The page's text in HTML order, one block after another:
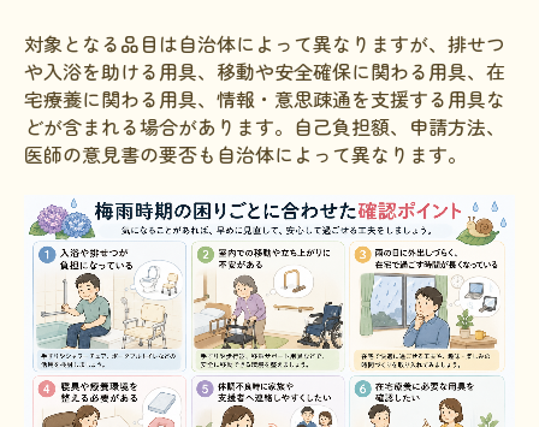
対象となる品目は自治体によって異なりますが、排せつ
や入浴を助ける用具、移動や安全確保に関わる用具、在
宅療養に関わる用具、情報・意思疎通を支援する用具な
どが含まれる場合があります。自己負担額、申請方法、
医師の意見書の要否も自治体によって異なります。